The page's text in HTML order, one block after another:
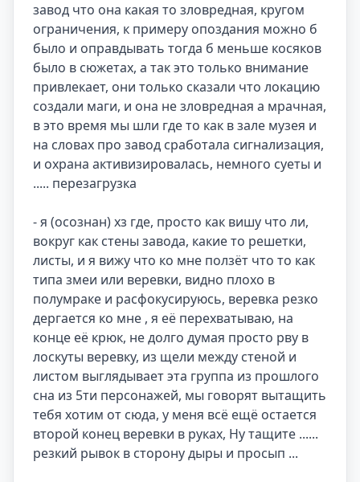
завод что она какая то зловредная, кругом
ограничения, к примеру опоздания можно б
было и оправдывать тогда б меньше косяков
было в сюжетах, а так это только внимание
привлекает, они только сказали что локацию
создали маги, и она не зловредная а мрачная,
в это время мы шли где то как в зале музея и
на словах про завод сработала сигнализация,
и охрана активизировалась, немного суеты и
..... перезагрузка
- я (осознан) хз где, просто как вишу что ли,
вокруг как стены завода, какие то решетки,
листы, и я вижу что ко мне ползёт что то как
типа змеи или веревки, видно плохо в
полумраке и расфокусируюсь, веревка резко
дергается ко мне , я её перехватываю, на
конце её крюк, не долго думая просто рву в
лоскуты веревку, из щели между стеной и
листом выглядывает эта группа из прошлого
сна из 5ти персонажей, мы говорят вытащить
тебя хотим от сюда, у меня всё ещё остается
второй конец веревки в руках, Ну тащите ......
резкий рывок в сторону дыры и просып ...